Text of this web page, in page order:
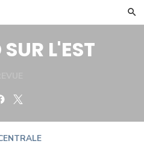
L'EST
Facebook